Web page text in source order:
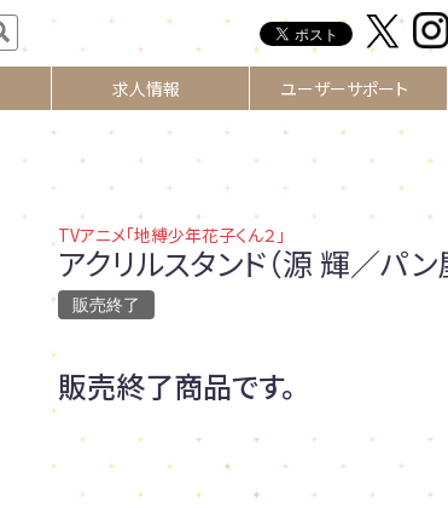
求人情報 ユーザーサポート
TVアニメ「地縛少年花子くん２」
アクリルスタンド（源 輝／パン
販売終了
販売終了商品です。